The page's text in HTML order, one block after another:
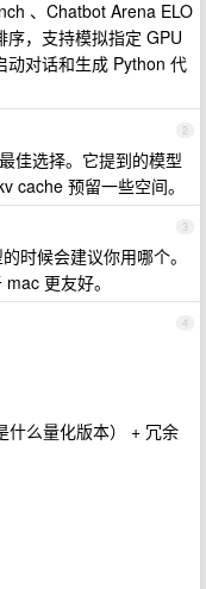
、Chatbot Arena ELO
，支持模拟指定 GPU
动对话和生成 Python 代
2
佳选择。它提到的模型
cache 预留一些空间。
3
时候会建议你用哪个。
更友好。
4
什么量化版本） + 冗余